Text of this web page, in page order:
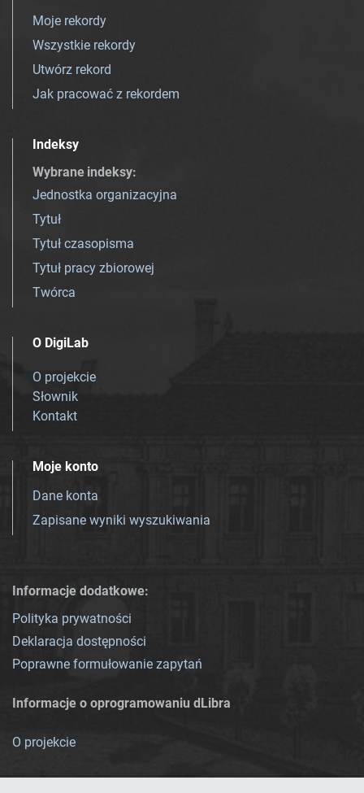
Moje rekordy
Wszystkie rekordy
Utwórz rekord
Jak pracować z rekordem
Indeksy
Wybrane indeksy:
Jednostka organizacyjna
Tytuł
Tytuł czasopisma
Tytuł pracy zbiorowej
Twórca
O DigiLab
O projekcie
Słownik
Kontakt
Moje konto
Dane konta
Zapisane wyniki wyszukiwania
Informacje dodatkowe:
Polityka prywatności
Deklaracja dostępności
Poprawne formułowanie zapytań
Informacje o oprogramowaniu dLibra
O projekcie